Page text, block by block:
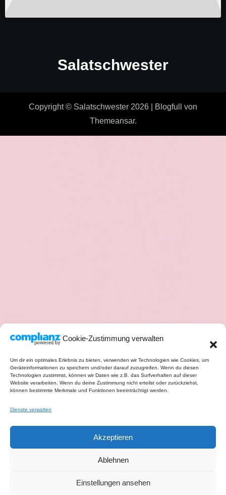
Cookie-Zustimmung verwalten
Um dir ein optimales Erlebnis zu bieten, verwenden wir Technologien wie Cookies, um
Geräteinformationen zu speichern und/oder darauf zuzugreifen. Wenn du diesen
Technologien zustimmst, können wir Daten wie z.B. das Surfverhalten auf dieser
Website verarbeiten. Wenn du deine Zustimmung nicht erteilst oder zurückziehst,
können bestimmte Merkmale und Funktionen beeinträchtigt werden.
Dienste verwalten
Akzeptieren
Ablehnen
Einstellungen ansehen
Salatschwester
Copyright © Salatschwester 2026 Blogfull
von
Themeansar.